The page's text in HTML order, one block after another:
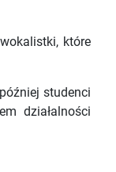
które
studenci
działalności